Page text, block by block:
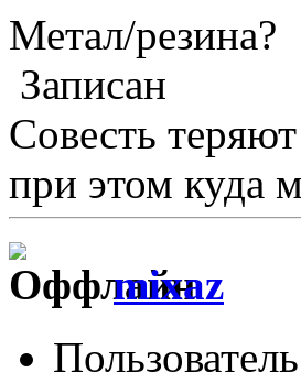
Метал/резина?
Записан
Совесть
при этом куда
mixaz
Пользователь